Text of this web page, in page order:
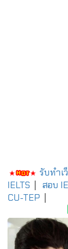
รับทำเ
IELTS
สอบ
CU-TEP